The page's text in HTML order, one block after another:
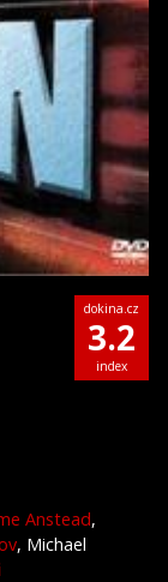
dokina.cz
3.2
index
Anstead,
, Michael